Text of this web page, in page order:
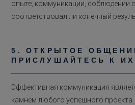
опыте, коммуникации, соблюдении
соответствовал ли конечный
5. ОТКРЫТОЕ
ПРИСЛУШАЙТЕСЬ К
Эффективная коммуникация
камнем любого успешного проекта.